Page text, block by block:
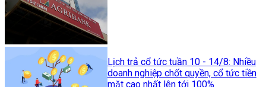
Lịch trả cổ tức tuần 10 - 14/8: Nhiều
doanh nghiệp chốt quyền, cổ tức tiền
mặt cao nhất lên tới 100%